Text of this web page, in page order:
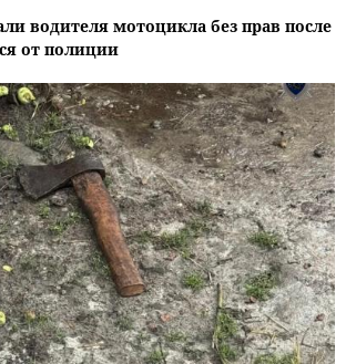
водителя мотоцикла без прав после
от полиции